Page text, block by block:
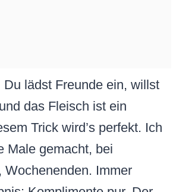
lädst Freunde ein, willst
das Fleisch ist ein
Trick wird’s perfekt. Ich
Male gemacht, bei
Wochenenden. Immer